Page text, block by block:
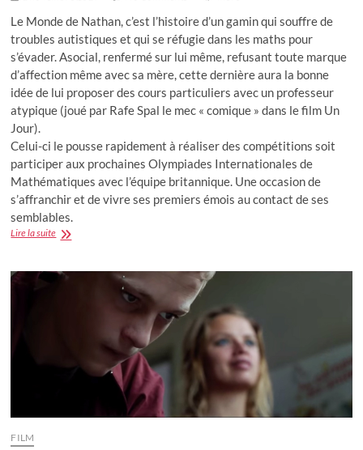
Le Monde de Nathan, c’est l’histoire d’un gamin qui souffre de
troubles autistiques et qui se réfugie dans les maths pour
s’évader. Asocial, renfermé sur lui même, refusant toute marque
d’affection même avec sa mère, cette dernière aura la bonne
idée de lui proposer des cours particuliers avec un professeur
atypique (joué par Rafe Spal le mec « comique » dans le film Un
Jour).
Celui-ci le pousse rapidement à réaliser des compétitions soit
participer aux prochaines Olympiades Internationales de
Mathématiques avec l’équipe britannique. Une occasion de
s’affranchir et de vivre ses premiers émois au contact de ses
semblables.
Lire la suiteLe
Nathan
rationnel
FILM